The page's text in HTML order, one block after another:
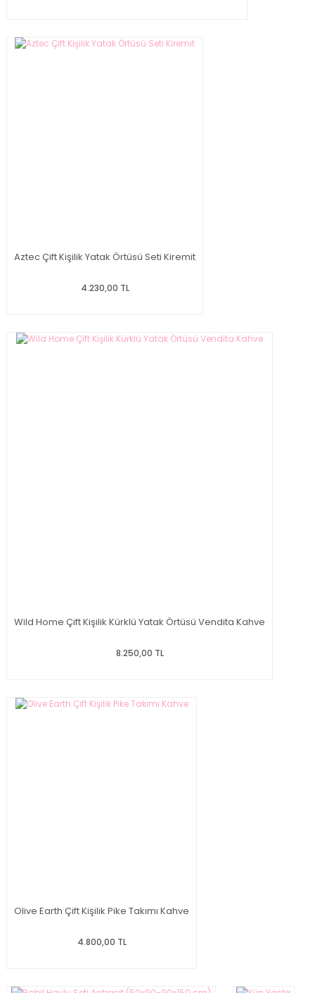
Aztec Çift Kişilik Yatak Örtüsü Seti Kiremit
4.230,00 TL
Wild Home Çift Kişilik Kürklü Yatak Örtüsü Vendita Kahve
8.250,00 TL
Olive Earth Çift Kişilik Pike Takımı Kahve
4.800,00 TL